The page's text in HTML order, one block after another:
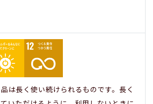
は長く使い続けられるものです。長く